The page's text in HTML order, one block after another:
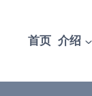
首页 介绍